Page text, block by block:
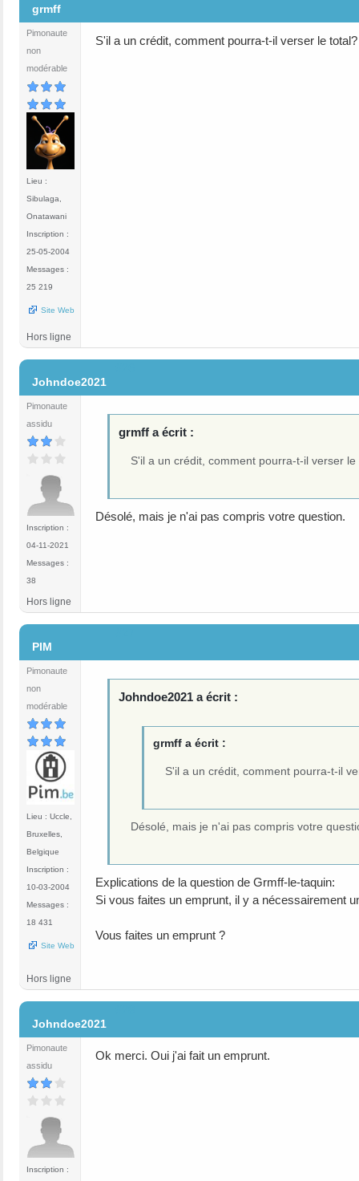
grmff
Pimonaute
non
modérable
Lieu :
Sibulaga,
Onatawani
Inscription :
25-05-2004
Messages :
25 219
Site Web
S'il a un crédit, comment pourra-t-il verser le total?
Hors ligne
Johndoe2021
Pimonaute
assidu
Inscription :
04-11-2021
Messages :
38
grmff a écrit :
S'il a un crédit, comment pourra-t-il verser le
Désolé, mais je n'ai pas compris votre question.
Hors ligne
PIM
Pimonaute
non
modérable
Lieu : Uccle,
Bruxelles,
Belgique
Inscription :
10-03-2004
Messages :
18 431
Site Web
Johndoe2021 a écrit :
grmff a écrit :
S'il a un crédit, comment pourra-t-il
Désolé, mais je n'ai pas compris votre
Explications de la question de Grmff-le-taquin:
Si vous faites un emprunt, il y a nécessairement
Vous faites un emprunt ?
Hors ligne
Johndoe2021
Pimonaute
assidu
Inscription :
Ok merci. Oui j'ai fait un emprunt.